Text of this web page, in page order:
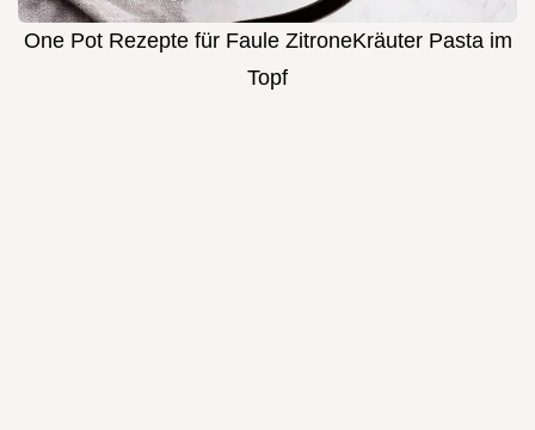
One Pot Rezepte für Faule ZitroneKräuter Pasta im
Topf